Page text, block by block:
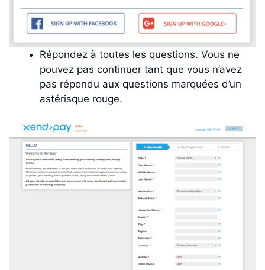
Répondez à toutes les questions. Vous ne
pouvez pas continuer tant que vous n’avez
pas répondu aux questions marquées d’un
astérisque rouge.